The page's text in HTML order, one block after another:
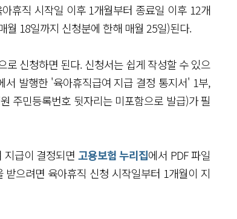
휴직 시작일 이후 1개월부터 종료일 이후 12개
월 18일까지 신청분에 한해 매월 25일)된다.
로 신청하면 된다. 신청서는 쉽게 작성할 수 있으
서 발행한 '육아휴직급여 지급 결정 통지서' 1부,
주민등록번호 뒷자리는 미포함으로 발급)가 필
급이 결정되면 고용보험 누리집에서 PDF 파일
으려면 육아휴직 신청 시작일부터 1개월이 지